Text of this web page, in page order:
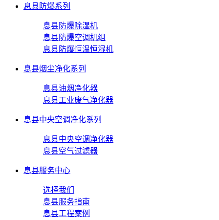
息县防爆系列
息县防爆除湿机
息县防爆空调机组
息县防爆恒温恒湿机
息县烟尘净化系列
息县油烟净化器
息县工业废气净化器
息县中央空调净化系列
息县中央空调净化器
息县空气过滤器
息县服务中心
选择我们
息县服务指南
息县工程案例